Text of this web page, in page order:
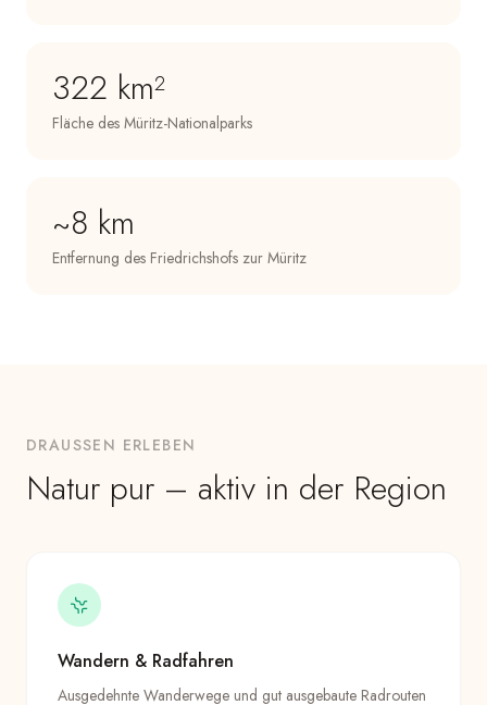
322 km²
Fläche des Müritz-Nationalparks
~8 km
Entfernung des Friedrichshofs zur Müritz
DRAUSSEN ERLEBEN
Natur pur – aktiv in der Region
Wandern & Radfahren
Ausgedehnte Wanderwege und gut ausgebaute Radrouten